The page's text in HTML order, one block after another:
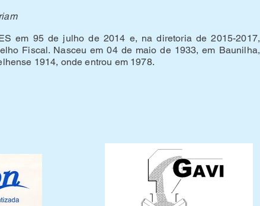
em 95 de julho de 2014 e, na diretoria de 2015-2017,
Fiscal. Nasceu em 04 de maio de 1933, em Baunilha,
1914, onde entrou em 1978.